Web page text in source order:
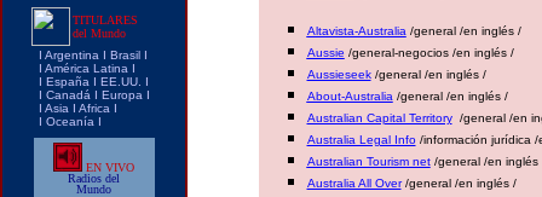
TITULARES
del Mundo
I Argentina I Brasil I
I América Latina I
I España I EE.UU.
I
I Canadá I Europa I
I Asia I Africa I
I Oceanía I
EN VIVO
Radios del
Mundo
Altavista-Australia /general /en inglés /
Aussie /general-negocios /en inglés /
Aussieseek/general /en inglés /
About-Australia /general /en inglés /
Australian Capital Territory/general /en
Australia Legal Info/información jurídica /
Australian Tourism net/general /en inglés
Australia All Over/general /en inglés /